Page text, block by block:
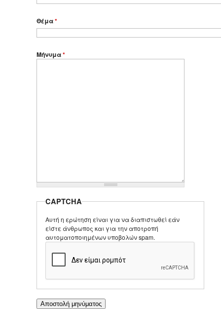
Θέμα*
Μήνυμα*
CAPTCHA
Αυτή η ερώτηση είναι για να διαπιστωθεί εάν
είστε άνθρωπος και για την αποτροπή
αυτοματοποιημένων υποβολών spam.